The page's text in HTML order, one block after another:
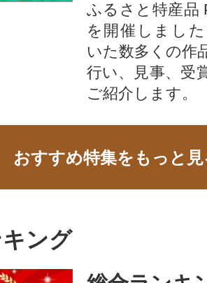
ふるさと特産品
を開催しまし
いた数多くの作
行い、見事、受
ご紹介します。
おすすめ特集をもっと
ング